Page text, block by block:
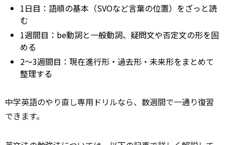
1日目：語順の基本（SVOなど言葉の位置）をざっと読
む
1週間目：be動詞と一般動詞、疑問文や否定文の形を固
める
2〜3週間目：現在進行形・過去形・未来形をまとめて
整理する
中学英語のやり直し専用ドリルなら、数週間で一通り復習
できます。